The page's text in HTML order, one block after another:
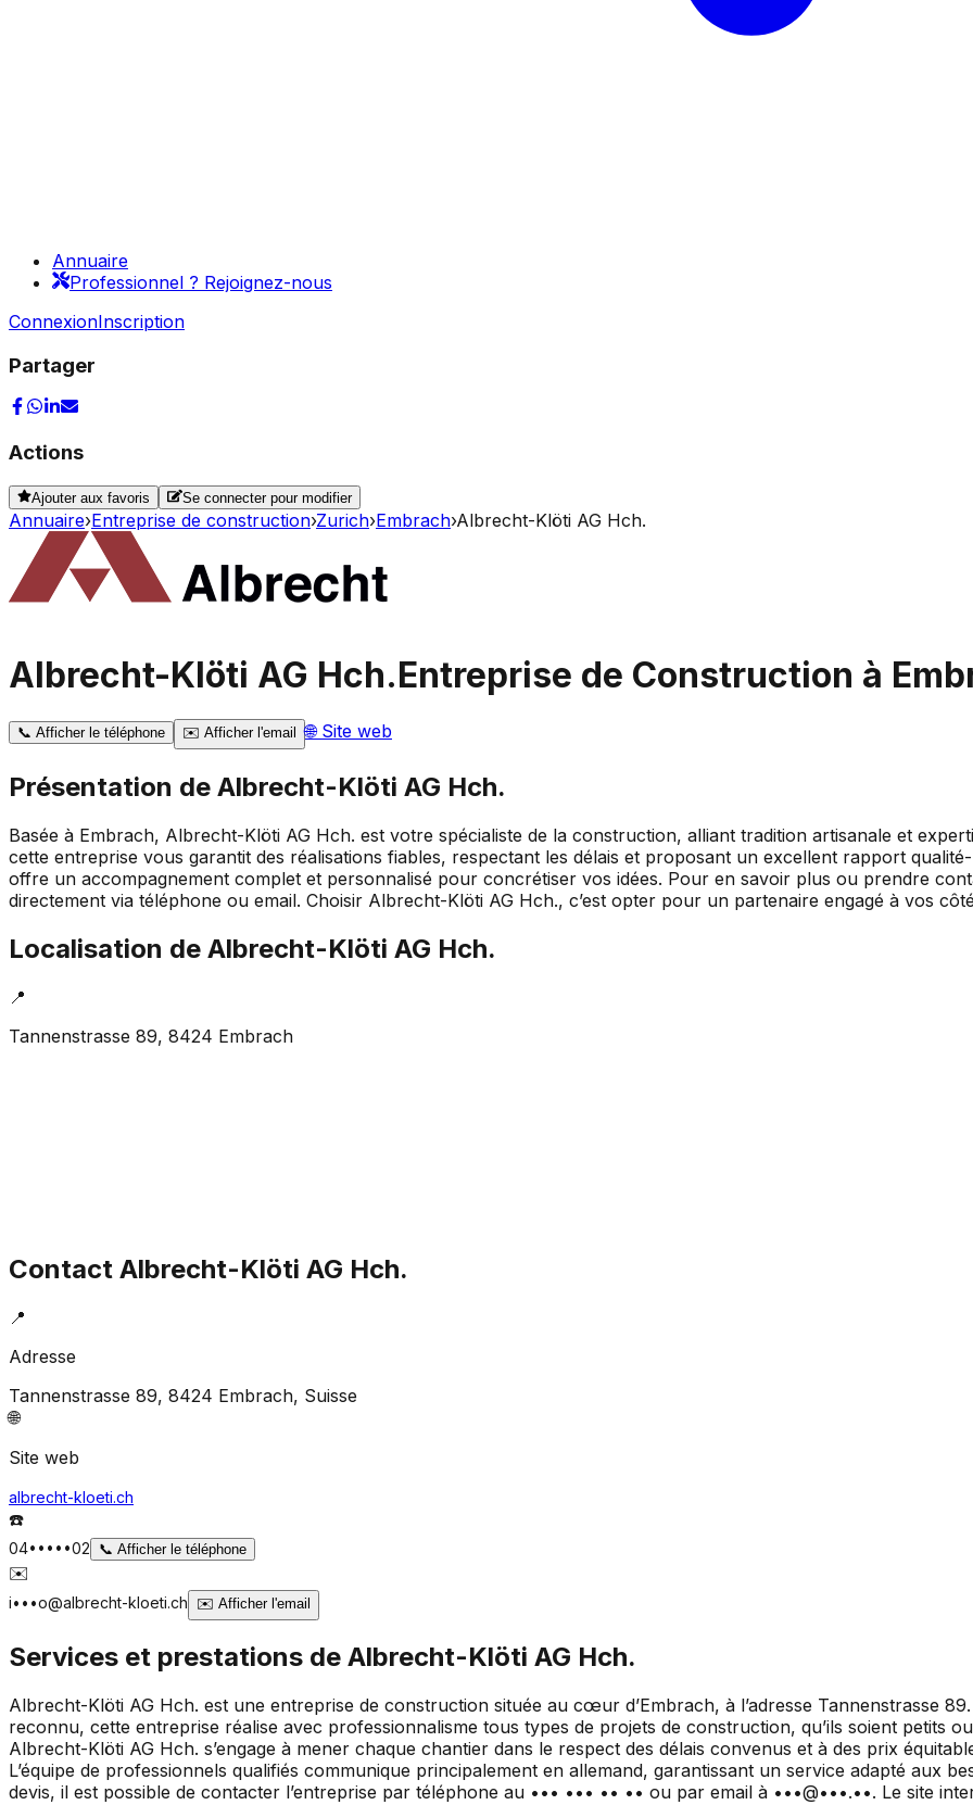
Annuaire
Professionnel ? Rejoignez-nous
ConnexionInscription
Partager
Actions
Ajouter aux favoris Se connecter pour modifier
Annuaire›Entreprise de construction›Zurich›Embrach›Albrecht-Klöti AG Hch.
Albrecht-Klöti AG Hch.Entreprise de Construction à
📞 Afficher le téléphone ✉️ Afficher l'email 🌐Site web
Présentation de Albrecht-Klöti AG Hch.
Basée à Embrach, Albrecht-Klöti AG Hch. est votre spécialiste de la construction, alliant tradition artisanale et
cette entreprise vous garantit des réalisations fiables, respectant les délais et proposant un excellent rapport
offre un accompagnement complet et personnalisé pour concrétiser vos idées. Pour en savoir plus ou prendre
directement via téléphone ou email. Choisir Albrecht-Klöti AG Hch., c’est opter pour un partenaire engagé à vos
Localisation de Albrecht-Klöti AG Hch.
📍
Tannenstrasse 89, 8424 Embrach
Contact Albrecht-Klöti AG Hch.
📍
Adresse
Tannenstrasse 89, 8424 Embrach, Suisse
🌐
Site web
albrecht-kloeti.ch
☎️
04•••••02 📞 Afficher le téléphone
✉️
i•••o@albrecht-kloeti.ch ✉️ Afficher l'email
Services et prestations de Albrecht-Klöti AG Hch.
Albrecht-Klöti AG Hch. est une entreprise de construction située au cœur d’Embrach, à l’adresse Tannenstrasse
reconnu, cette entreprise réalise avec professionnalisme tous types de projets de construction, qu’ils soient petits
Albrecht-Klöti AG Hch. s’engage à mener chaque chantier dans le respect des délais convenus et à des prix
L’équipe de professionnels qualifiés communique principalement en allemand, garantissant un service adapté aux
devis, il est possible de contacter l’entreprise par téléphone au ••• ••• •• •• ou par email à •••@•••.••. Le site